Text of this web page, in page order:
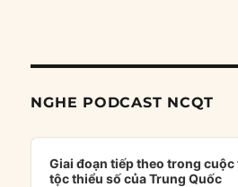
NGHE PODCAST NCQT
Audio
Player
Giai đoạn tiếp theo trong cuộc
tộc thiểu số của Trung Quốc